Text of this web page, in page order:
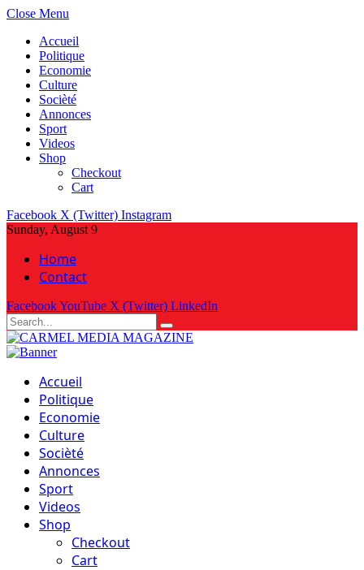
Close Menu
Accueil
Politique
Economie
Culture
Socièté
Annonces
Sport
Videos
Shop
Checkout
Cart
Facebook X (Twitter) Instagram
Sunday, August 9
Home
Contact
FacebookYouTube X (Twitter) LinkedIn
Accueil
Politique
Economie
Culture
Socièté
Annonces
Sport
Videos
Shop
Checkout
Cart